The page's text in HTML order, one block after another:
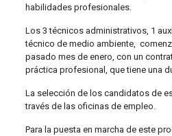
habilidades profesionales.
Los 3 técnicos administrativos, 1
técnico de medio ambiente,
pasado mes de enero, con un
práctica profesional, que tiene una
La selección de los candidatos de
través de las oficinas de empleo.
Para la puesta en marcha de este